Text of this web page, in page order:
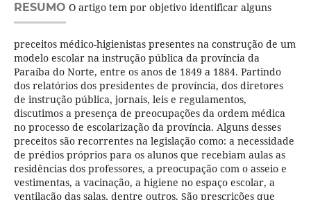
RESUMO O artigo tem por objetivo identificar alguns
preceitos médico-higienistas presentes na construção de um
modelo escolar na instrução pública da província da
Paraíba do Norte, entre os anos de 1849 a 1884. Partindo
dos relatórios dos presidentes de província, dos diretores
de instrução pública, jornais, leis e regulamentos,
discutimos a presença de preocupações da ordem médica
no processo de escolarização da província. Alguns desses
preceitos são recorrentes na legislação como: a necessidade
de prédios próprios para os alunos que recebiam aulas as
residências dos professores, a preocupação com o asseio e
vestimentas, a vacinação, a higiene no espaço escolar, a
ventilação das salas, dentre outros. São prescrições que